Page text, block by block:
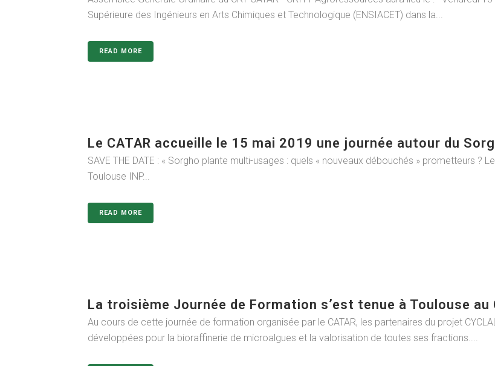
Supérieure des Ingénieurs en Arts Chimiques et Technologique (ENSIACET) dans la...
READ MORE
Le CATAR accueille le 15 mai 2019 une journée autour du
SAVE THE DATE : « Sorgho plante multi-usages : quels « nouveaux débouchés » prometteurs ?
Toulouse INP...
READ MORE
La troisième Journée de Formation s’est tenue à Toulouse au
Au cours de cette journée de formation organisée par le CATAR, les partenaires du projet
développées pour la bioraffinerie de microalgues et la valorisation de toutes ses fractions....